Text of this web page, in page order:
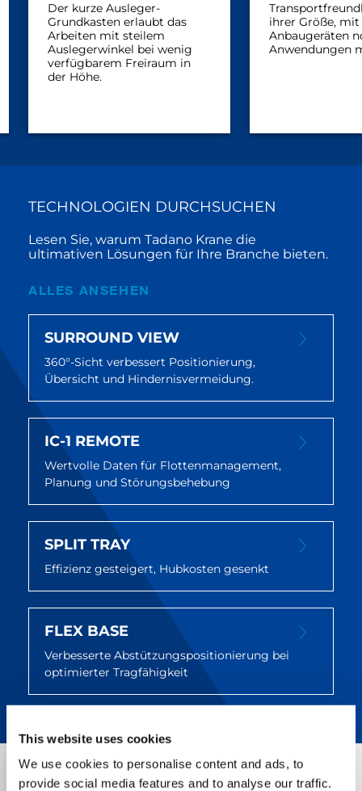
This website uses cookies
We use cookies to personalise content and ads, to
provide social media features and to analyse our traffic.
Der kurze Ausleger-
Grundkasten erlaubt das
Arbeiten mit steilem
Auslegerwinkel bei wenig
verfügbarem Freiraum in
der Höhe.
ihrer Größe, mit
Anbaugeräten
Anwendungen
TECHNOLOGIEN DURCHSUCHEN
Lesen Sie, warum Tadano Krane die
ultimativen Lösungen für Ihre Branche bieten.
ALLES ANSEHEN
SURROUND VIEW
360°-Sicht verbessert Positionierung,
Übersicht und Hindernisvermeidung.
IC-1 REMOTE
Wertvolle Daten für Flottenmanagement,
Planung und Störungsbehebung
SPLIT TRAY
Effizienz gesteigert, Hubkosten gesenkt
FLEX BASE
Verbesserte Abstützungspositionierung bei
optimierter Tragfähigkeit